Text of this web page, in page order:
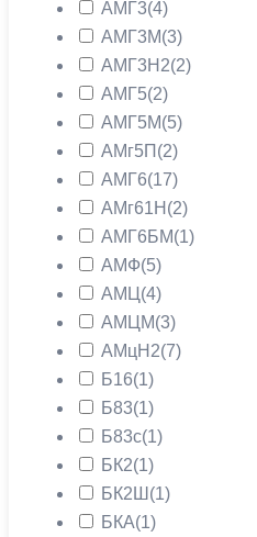
АМГ3(4)
АМГ3М(3)
АМГ3Н2(2)
АМГ5(2)
АМГ5М(5)
АМг5П (2)
АМГ6(17)
АМг61Н (2)
АМГ6БМ(1)
АМФ(5)
АМЦ (4)
АМЦМ(3)
АМцН2(7)
Б16(1)
Б83(1)
Б83с(1)
БК2(1)
БК2Ш (1)
БКА(1)